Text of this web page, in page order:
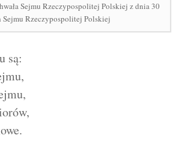
Sejmu Rzeczypospolitej Polskiej z dnia 30
Rzeczypospolitej Polskiej
są: